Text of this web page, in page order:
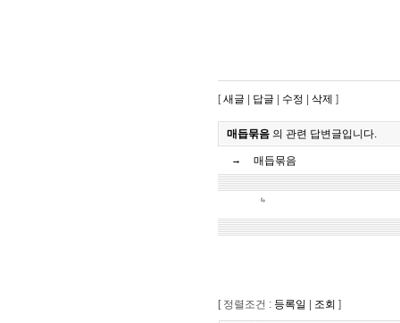
[새글 답글 수정 삭제 ]
매듭묶음 의 관련 답변글입니다.
→ 매듭묶음
[ 정렬조건 : 등록일 조회 ]